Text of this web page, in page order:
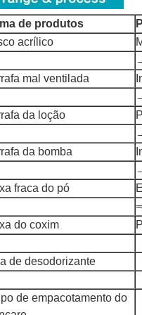
de produtos
acrílico
mal ventilada
da loção
da bomba
fraca do pó
do coxim
de desodorizante
de empacotamento do